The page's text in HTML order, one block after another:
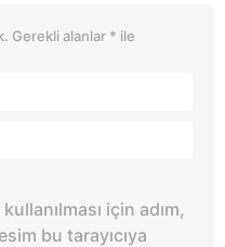
Gerekli alanlar * ile
için adım,
bu tarayıcıya